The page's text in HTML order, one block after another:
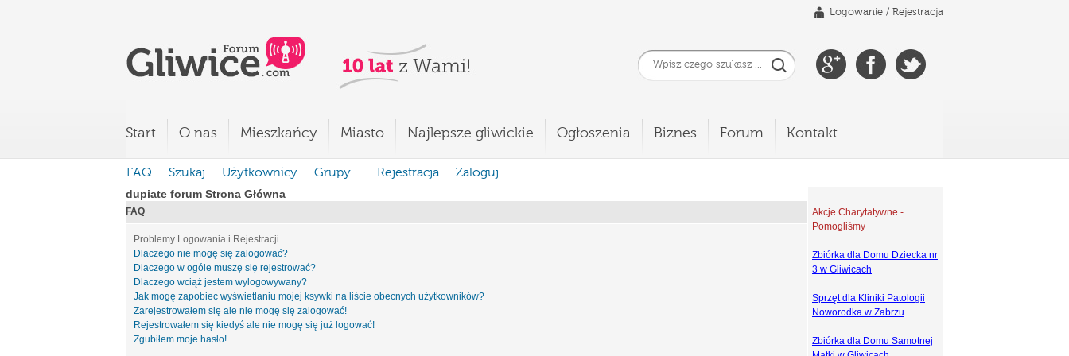
Logowanie / Rejestracja
Start O nas Mieszkańcy Miasto Najlepsze gliwickie Ogłoszenia Biznes Forum Kontakt
FAQ Szukaj Użytkownicy Grupy Rejestracja
Zaloguj
dupiate forum Strona Główna
FAQ
Problemy Logowania i Rejestracji
Dlaczego nie mogę się zalogować?
Dlaczego w ogóle muszę się rejestrować?
Dlaczego wciąż jestem wylogowywany?
Jak mogę zapobiec wyświetlaniu mojej ksywki na liście obecnych użytkowników?
Zarejestrowałem się ale nie mogę się zalogować!
Rejestrowałem się kiedyś ale nie mogę się już logować!
Zgubiłem moje hasło!
Akcje Charytatywne -
Pomogliśmy
Zbiórka dla Domu Dziecka nr
3 w Gliwicach
Sprzęt dla Kliniki Patologii
Noworodka w Zabrzu
Zbiórka dla Domu Samotnej